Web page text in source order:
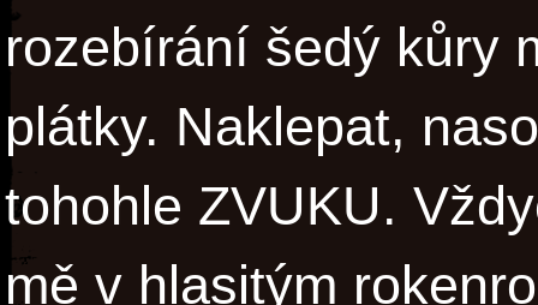
rozebírání šedý kůry
plátky. Naklepat,
tohohle ZVUKU.
mě v hlasitým